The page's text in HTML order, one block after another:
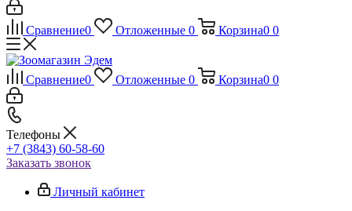
Сравнение0 Отложенные 0 Корзина0 0
Сравнение0 Отложенные 0 Корзина0 0
Телефоны
+7 (3843) 60-58-60
Заказать звонок
Личный кабинет